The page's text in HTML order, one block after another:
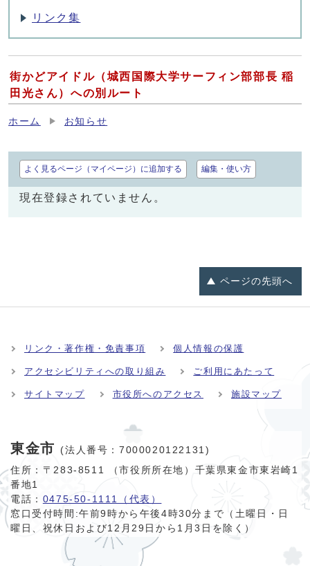
リンク集
街かどアイドル（城西国際大学サーフィン部部長 稲
田光さん）への別ルート
ホーム お知らせ
よく見るページ（マイページ）に追加する 編集・使い方
現在登録されていません。
ページの先頭へ
リンク・著作権・免責事項 個人情報の保護
アクセシビリティへの取り組み ご利用にあたって
サイトマップ 市役所へのアクセス 施設マップ
東金市
(法人番号：7000020122131)
住所：〒283-8511 （市役所所在地）千葉県東金市東岩崎1
番地1
電話： 0475-50-1111（代表）
窓口受付時間:午前9時から午後4時30分まで（土曜日・日
曜日、祝休日および12月29日から1月3日を除く）